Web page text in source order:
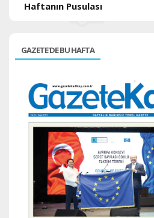
Haftanın Pusulası
GAZETE'DE BU HAFTA